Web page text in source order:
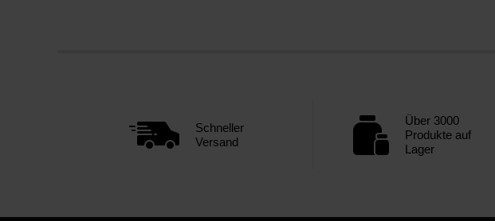
Schneller
Versand
Über 3000
Produkte auf
Lager